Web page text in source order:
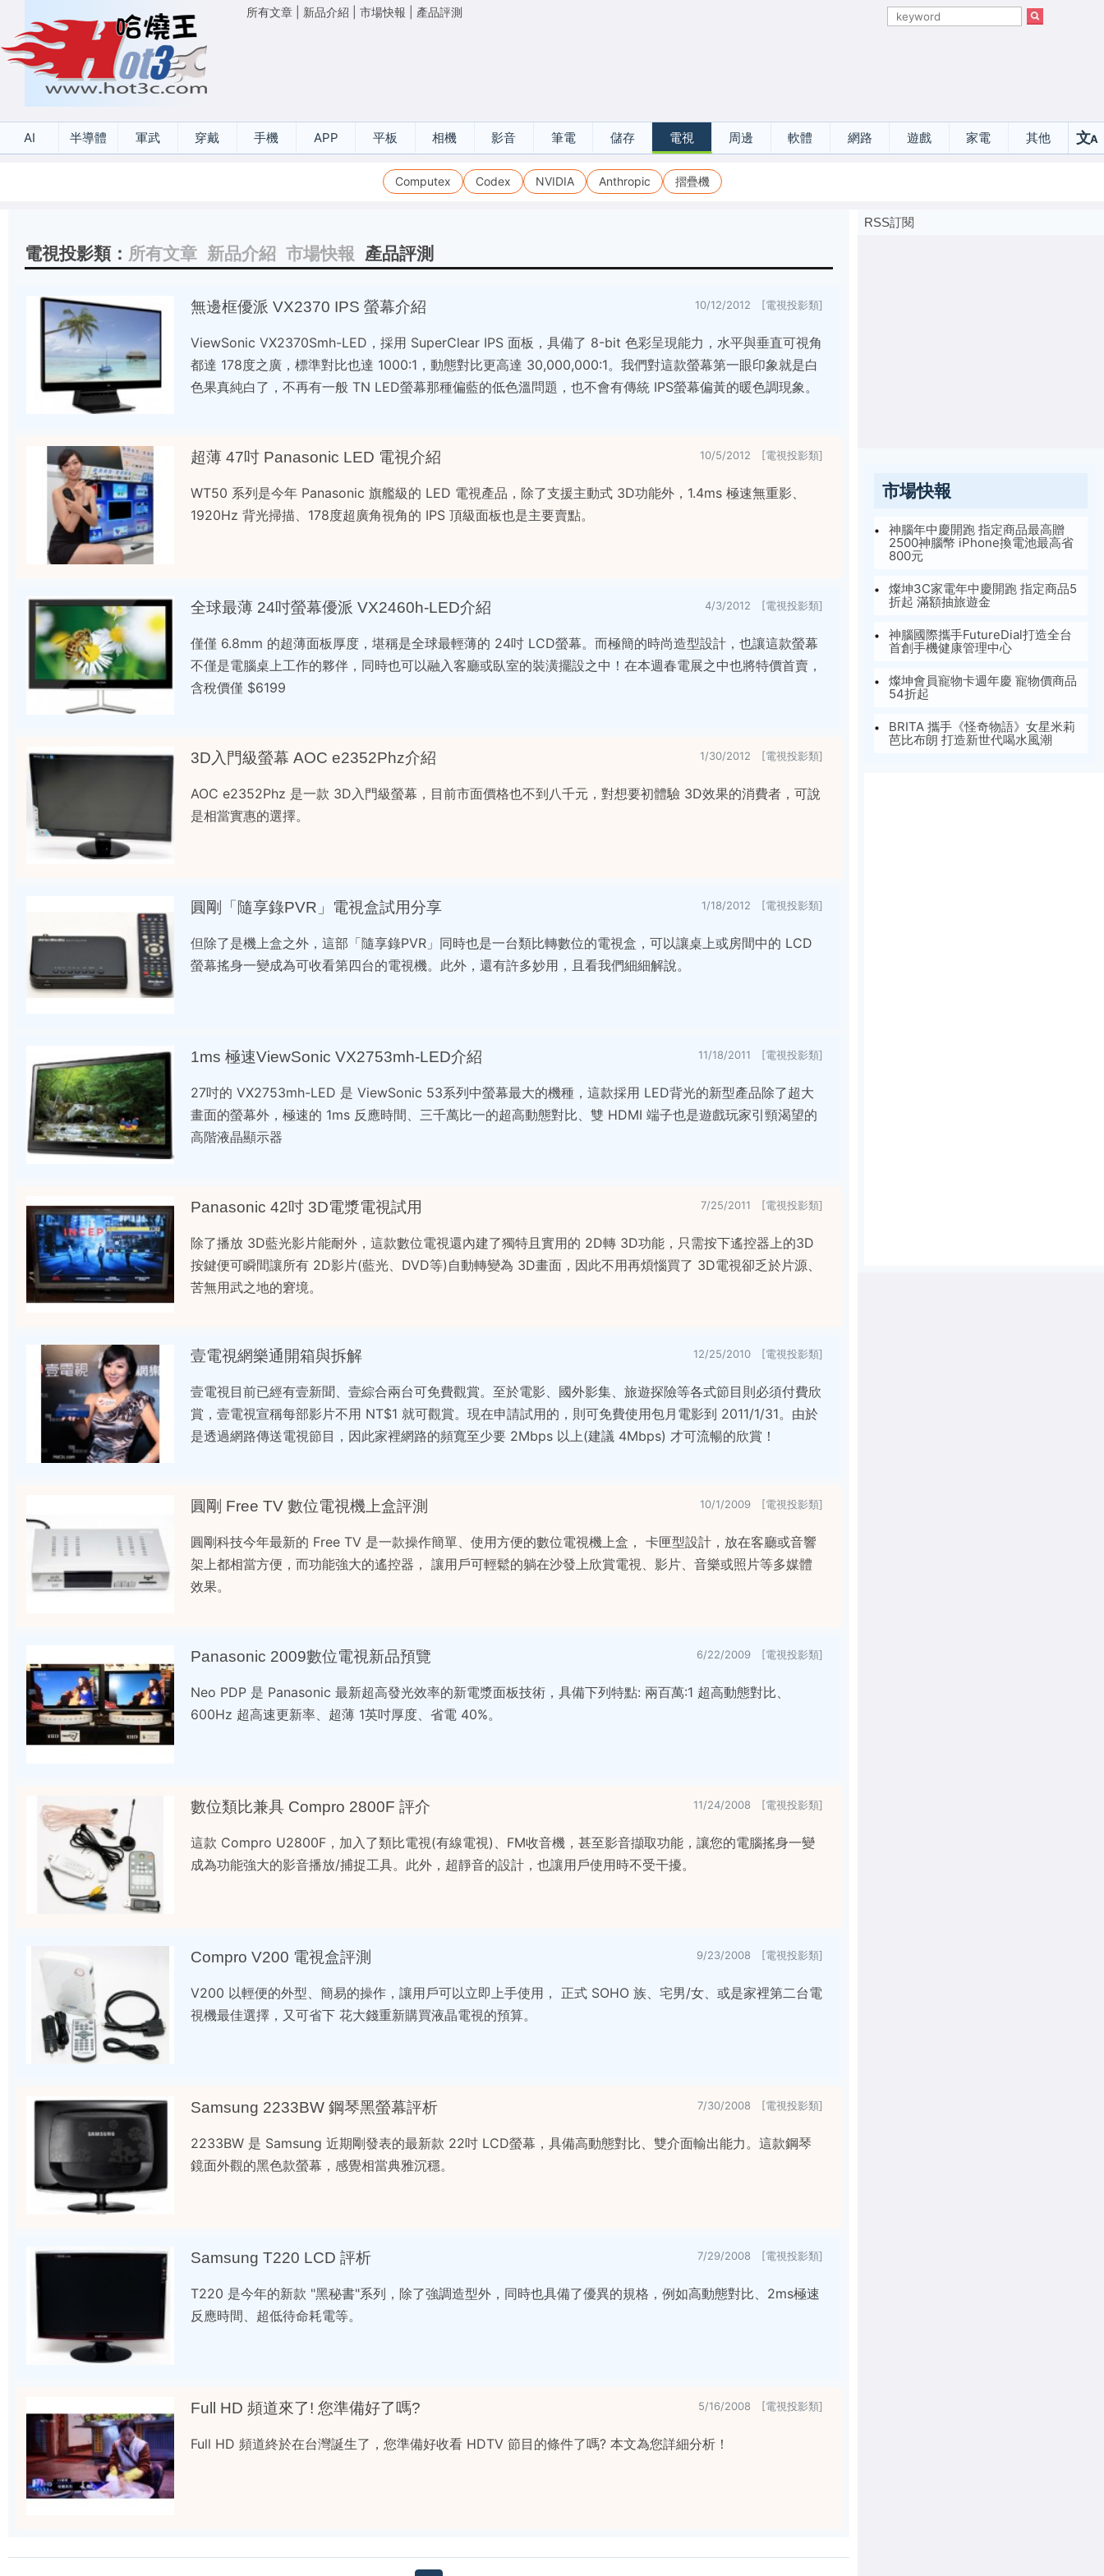
所有文章 新品介紹 市場快報 產品評測
AI 半導體 軍武 穿戴 手機 APP 平板 相機 影音 筆電 儲存 電視 周邊 軟體 網路 遊戲 家電 其他 文A
Computex Codex NVIDIA Anthropic 摺疊機
電視投影類： 所有文章 新品介紹 市場快報 產品評測
無邊框優派 VX2370 IPS 螢幕介紹 10/12/2012 [電視投影類]
ViewSonic VX2370Smh-LED，採用 SuperClear IPS 面板，具備了 8-bit 色彩呈現能力，水平與垂直可視角
都達 178度之廣，標準對比也達 1000:1，動態對比更高達 30,000,000:1。我們對這款螢幕第一眼印象就是白
色果真純白了，不再有一般 TN LED螢幕那種偏藍的低色溫問題，也不會有傳統 IPS螢幕偏黃的暖色調現象。
超薄 47吋 Panasonic LED 電視介紹 10/5/2012 [電視投影類]
WT50 系列是今年 Panasonic 旗艦級的 LED 電視產品，除了支援主動式 3D功能外，1.4ms 極速無重影、
1920Hz 背光掃描、178度超廣角視角的 IPS 頂級面板也是主要賣點。
全球最薄 24吋螢幕優派 VX2460h-LED介紹 4/3/2012 [電視投影類]
僅僅 6.8mm 的超薄面板厚度，堪稱是全球最輕薄的 24吋 LCD螢幕。而極簡的時尚造型設計，也讓這款螢幕
不僅是電腦桌上工作的夥伴，同時也可以融入客廳或臥室的裝潢擺設之中！在本週春電展之中也將特價首賣，
含稅價僅 $6199
3D入門級螢幕 AOC e2352Phz介紹 1/30/2012 [電視投影類]
AOC e2352Phz 是一款 3D入門級螢幕，目前市面價格也不到八千元，對想要初體驗 3D效果的消費者，可說
是相當實惠的選擇。
圓剛「隨享錄PVR」電視盒試用分享 1/18/2012 [電視投影類]
但除了是機上盒之外，這部「隨享錄PVR」同時也是一台類比轉數位的電視盒，可以讓桌上或房間中的 LCD
螢幕搖身一變成為可收看第四台的電視機。此外，還有許多妙用，且看我們細細解說。
1ms 極速ViewSonic VX2753mh-LED介紹 11/18/2011 [電視投影類]
27吋的 VX2753mh-LED 是 ViewSonic 53系列中螢幕最大的機種，這款採用 LED背光的新型產品除了超大
畫面的螢幕外，極速的 1ms 反應時間、三千萬比一的超高動態對比、雙 HDMI 端子也是遊戲玩家引頸渴望的
高階液晶顯示器
Panasonic 42吋 3D電漿電視試用 7/25/2011 [電視投影類]
除了播放 3D藍光影片能耐外，這款數位電視還內建了獨特且實用的 2D轉 3D功能，只需按下遙控器上的3D
按鍵便可瞬間讓所有 2D影片(藍光、DVD等)自動轉變為 3D畫面，因此不用再煩惱買了 3D電視卻乏於片源、
苦無用武之地的窘境。
壹電視網樂通開箱與拆解 12/25/2010 [電視投影類]
壹電視目前已經有壹新聞、壹綜合兩台可免費觀賞。至於電影、國外影集、旅遊探險等各式節目則必須付費欣
賞，壹電視宣稱每部影片不用 NT$1 就可觀賞。現在申請試用的，則可免費使用包月電影到 2011/1/31。由於
是透過網路傳送電視節目，因此家裡網路的頻寬至少要 2Mbps 以上(建議 4Mbps) 才可流暢的欣賞！
圓剛 Free TV 數位電視機上盒評測 10/1/2009 [電視投影類]
圓剛科技今年最新的 Free TV 是一款操作簡單、使用方便的數位電視機上盒， 卡匣型設計，放在客廳或音響
架上都相當方便，而功能強大的遙控器， 讓用戶可輕鬆的躺在沙發上欣賞電視、影片、音樂或照片等多媒體
效果。
Panasonic 2009數位電視新品預覽 6/22/2009 [電視投影類]
Neo PDP 是 Panasonic 最新超高發光效率的新電漿面板技術，具備下列特點: 兩百萬:1 超高動態對比、
600Hz 超高速更新率、超薄 1英吋厚度、省電 40%。
數位類比兼具 Compro 2800F 評介 11/24/2008 [電視投影類]
這款 Compro U2800F，加入了類比電視(有線電視)、FM收音機，甚至影音擷取功能，讓您的電腦搖身一變
成為功能強大的影音播放/捕捉工具。此外，超靜音的設計，也讓用戶使用時不受干擾。
Compro V200 電視盒評測 9/23/2008 [電視投影類]
V200 以輕便的外型、簡易的操作，讓用戶可以立即上手使用， 正式 SOHO 族、宅男/女、或是家裡第二台電
視機最佳選擇，又可省下 花大錢重新購買液晶電視的預算。
Samsung 2233BW 鋼琴黑螢幕評析 7/30/2008 [電視投影類]
2233BW 是 Samsung 近期剛發表的最新款 22吋 LCD螢幕，具備高動態對比、雙介面輸出能力。這款鋼琴
鏡面外觀的黑色款螢幕，感覺相當典雅沉穩。
Samsung T220 LCD 評析 7/29/2008 [電視投影類]
T220 是今年的新款 "黑秘書"系列，除了強調造型外，同時也具備了優異的規格，例如高動態對比、2ms極速
反應時間、超低待命耗電等。
Full HD 頻道來了! 您準備好了嗎? 5/16/2008 [電視投影類]
Full HD 頻道終於在台灣誕生了，您準備好收看 HDTV 節目的條件了嗎? 本文為您詳細分析！
RSS訂閱
市場快報
神腦年中慶開跑 指定商品最高贈
2500神腦幣 iPhone換電池最高省
800元
燦坤3C家電年中慶開跑 指定商品5
折起 滿額抽旅遊金
神腦國際攜手FutureDial打造全台
首創手機健康管理中心
燦坤會員寵物卡週年慶 寵物價商品
54折起
BRITA 攜手《怪奇物語》女星米莉
芭比布朗 打造新世代喝水風潮